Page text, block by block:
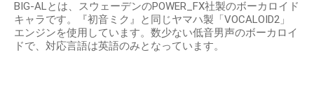
BIG-ALとは、スウェーデンのPOWER_FX社製のボーカロイド
キャラです。『初音ミク』と同じヤマハ製「VOCALOID2」
エンジンを使用しています。数少ない低音男声のボーカロイ
ドで、対応言語は英語のみとなっています。